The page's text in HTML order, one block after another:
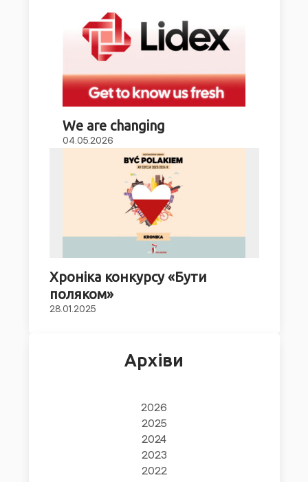
We are changing
04.05.2026
Хроніка конкурсу «Бути
поляком»
28.01.2025
Архіви
2026
2025
2024
2023
2022